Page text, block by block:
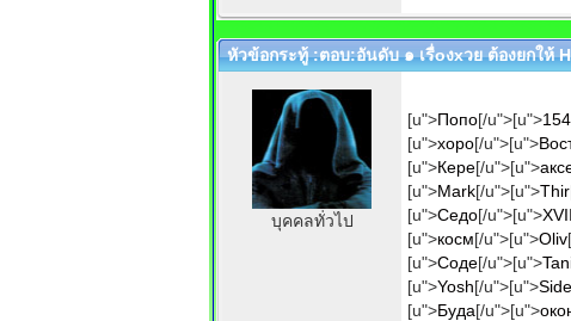
หัวข้อกระทู้ :ตอบ:อันดับ ๑ เรื่oงxวย ต้องยกให้
บุคคลทั่วไป
[u">Попо[/u">[u">154
[u">хоро[/u">[u">
[u">Кере[/u">[u">
[u">Mark[/u">[u">Thir
[u">Седо[/u">[u">XVII
[u">косм[/u">[u">Oliv
[u">Соде[/u">[u">
[u">Yosh[/u">[u">Side
[u">Буда[/u">[u">